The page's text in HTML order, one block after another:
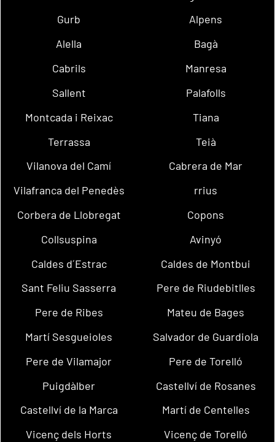
Gurb
Alpens
Alella
Bagà
Cabrils
Manresa
Sallent
Palafolls
Montcada i Reixac
Tiana
Terrassa
Teià
Vilanova del Camí
Cabrera de Mar
Vilafranca del Penedès
rrius
Corbera de Llobregat
Copons
Collsuspina
Avinyó
Caldes d´Estrac
Caldes de Montbui
Sant Feliu Sasserra
Pere de Riudebitlles
Pere de Ribes
Mateu de Bages
Martí Sesgueioles
Salvador de Guardiola
Pere de Vilamajor
Pere de Torelló
Puigdàlber
Castellví de Rosanes
Castellví de la Marca
Martí de Centelles
Vicenç dels Horts
Vicenç de Torelló